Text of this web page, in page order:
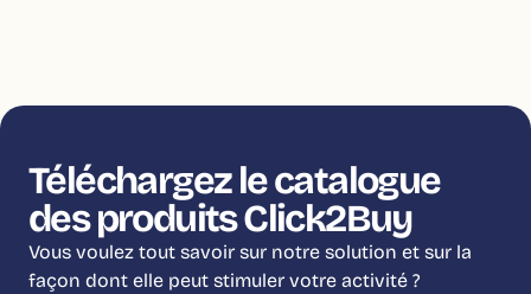
Téléchargez le catalogue
des produits Click2Buy
Vous voulez tout savoir sur notre solution et sur la
façon dont elle peut stimuler votre activité ?